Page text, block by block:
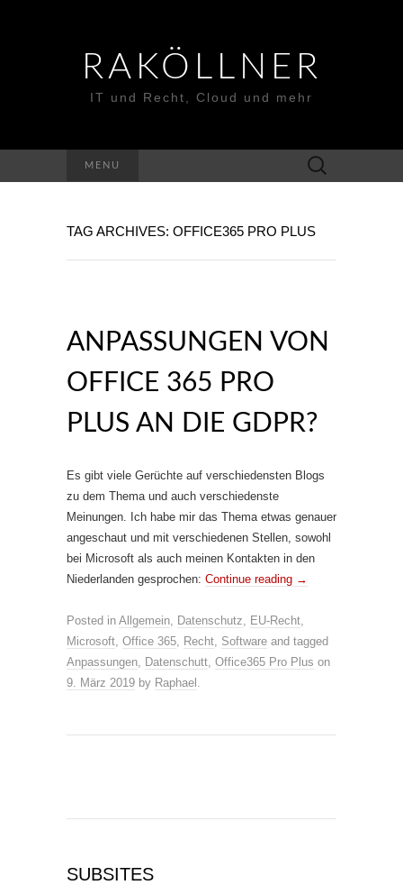
RAKÖLLNER
IT und Recht, Cloud und mehr
MENU
Suchen
nach:
TAG ARCHIVES: OFFICE365 PRO PLUS
ANPASSUNGEN VON
OFFICE 365 PRO
PLUS AN DIE GDPR?
Es gibt viele Gerüchte auf verschiedensten Blogs
zu dem Thema und auch verschiedenste
Meinungen. Ich habe mir das Thema etwas genauer
angeschaut und mit verschiedenen Stellen, sowohl
bei Microsoft als auch meinen Kontakten in den
Niederlanden gesprochen: Continue reading →
Posted in Allgemein, Datenschutz, EU-Recht,
Microsoft, Office 365, Recht, Software and tagged
Anpassungen, Datenschutt, Office365 Pro Plus on
9. März 2019 by Raphael .
SUBSITES